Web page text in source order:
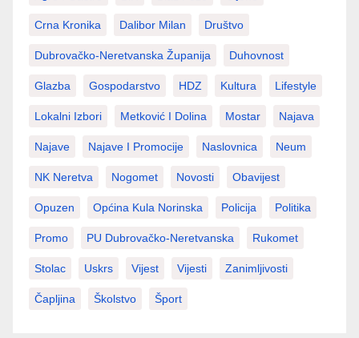
Crna Kronika Dalibor Milan Društvo
Dubrovačko-Neretvanska Županija Duhovnost
Glazba Gospodarstvo HDZ Kultura Lifestyle
Lokalni Izbori Metković I Dolina Mostar Najava
Najave Najave I Promocije Naslovnica Neum
NK Neretva Nogomet Novosti Obavijest
Opuzen Općina Kula Norinska Policija Politika
Promo PU Dubrovačko-Neretvanska Rukomet
Stolac Uskrs Vijest Vijesti Zanimljivosti
Čapljina Školstvo Šport